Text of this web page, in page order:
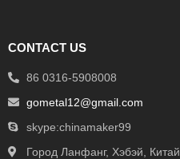
CONTACT US
86 0316-5908008
gometal12@gmail.com
skype:chinamaker99
Город Ланфанг, Хэбэй, Китай